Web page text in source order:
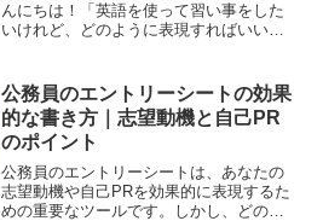
んにちは！「英語を使って習い事をした
いけれど、どのように表現すればいいの
か知りたい」とお悩みではないでしょう
か？そこで今回は、英語で...
公務員のエントリーシートの効果
的な書き方｜志望動機と自己PR
のポイント
公務員のエントリーシートは、あなたの
志望動機や自己PRを効果的に表現するた
めの重要なツールです。しかし、どのよ